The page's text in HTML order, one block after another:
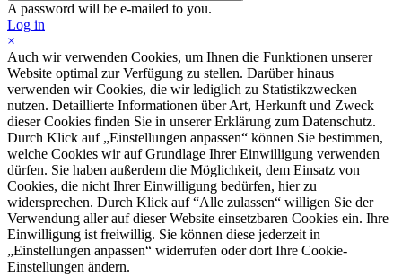
A password will be e-mailed to you.
Log in
×
Auch wir verwenden Cookies, um Ihnen die Funktionen unserer
Website optimal zur Verfügung zu stellen. Darüber hinaus
verwenden wir Cookies, die wir lediglich zu Statistikzwecken
nutzen. Detaillierte Informationen über Art, Herkunft und Zweck
dieser Cookies finden Sie in unserer Erklärung zum Datenschutz.
Durch Klick auf „Einstellungen anpassen“ können Sie bestimmen,
welche Cookies wir auf Grundlage Ihrer Einwilligung verwenden
dürfen. Sie haben außerdem die Möglichkeit, dem Einsatz von
Cookies, die nicht Ihrer Einwilligung bedürfen, hier zu
widersprechen. Durch Klick auf “Alle zulassen“ willigen Sie der
Verwendung aller auf dieser Website einsetzbaren Cookies ein. Ihre
Einwilligung ist freiwillig. Sie können diese jederzeit in
„Einstellungen anpassen“ widerrufen oder dort Ihre Cookie-
Einstellungen ändern.